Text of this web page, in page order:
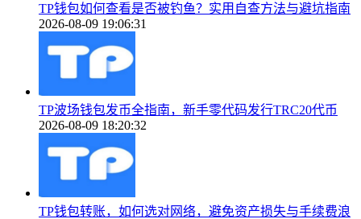
TP钱包如何查看是否被钓鱼？实用自查方法与避坑指南
2026-08-09 19:06:31
TP波场钱包发币全指南，新手零代码发行TRC20代币
2026-08-09 18:20:32
TP钱包转账，如何选对网络，避免资产损失与手续费浪